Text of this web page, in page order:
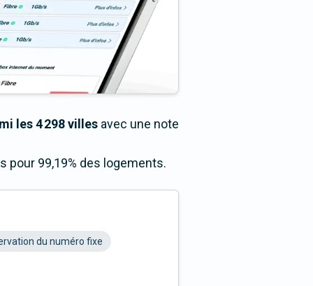
les 4 298 villes avec une note
pour 99,19% des logements.
du numéro fixe